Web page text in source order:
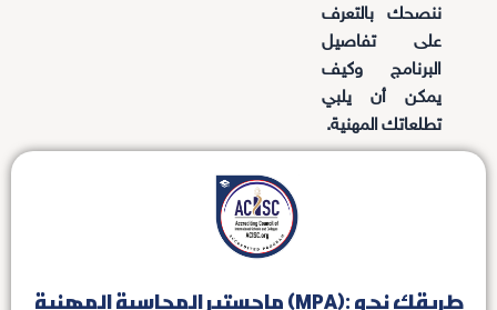
ننصحك بالتعرف
على تفاصيل
البرنامج وكيف
يمكن أن يلبي
تطلعاتك المهنية.
ماجستير المحاسبة المهنية (MPA): طريقك نحو